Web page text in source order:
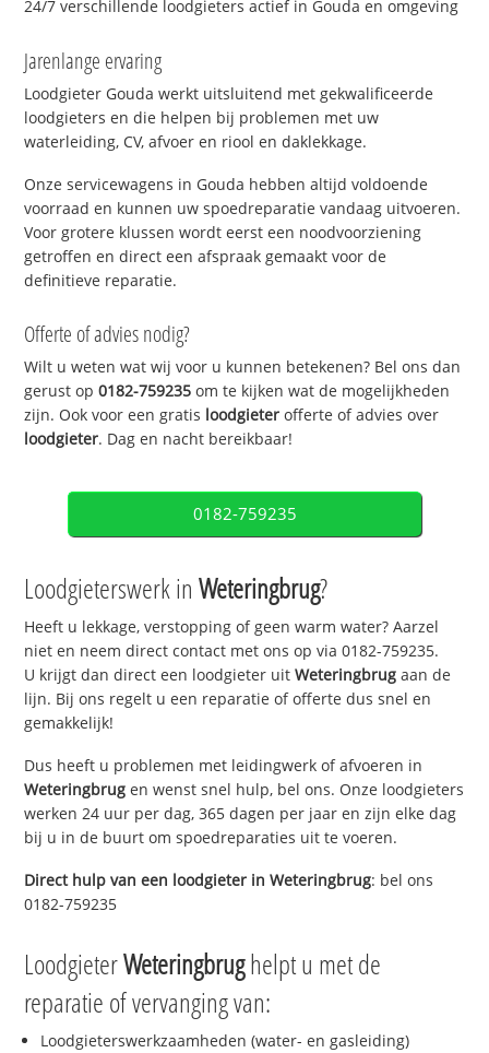
24/7 verschillende loodgieters actief in Gouda en omgeving
Jarenlange ervaring
Loodgieter Gouda werkt uitsluitend met gekwalificeerde
loodgieters en die helpen bij problemen met uw
waterleiding, CV, afvoer en riool en daklekkage.
Onze servicewagens in Gouda hebben altijd voldoende
voorraad en kunnen uw spoedreparatie vandaag uitvoeren.
Voor grotere klussen wordt eerst een noodvoorziening
getroffen en direct een afspraak gemaakt voor de
definitieve reparatie.
Offerte of advies nodig?
Wilt u weten wat wij voor u kunnen betekenen? Bel ons dan
gerust op0182-759235 om te kijken wat de mogelijkheden
zijn. Ook voor een gratis loodgieter offerte of advies over
loodgieter. Dag en nacht bereikbaar!
0182-759235
Loodgieterswerk inWeteringbrug?
Heeft u lekkage, verstopping of geen warm water? Aarzel
niet en neem direct contact met ons op via 0182-759235.
U krijgt dan direct een loodgieter uitWeteringbrug aan de
lijn. Bij ons regelt u een reparatie of offerte dus snel en
gemakkelijk!
Dus heeft u problemen met leidingwerk of afvoeren in
Weteringbrug en wenst snel hulp, bel ons. Onze loodgieters
werken 24 uur per dag, 365 dagen per jaar en zijn elke dag
bij u in de buurt om spoedreparaties uit te voeren.
Direct hulp van een loodgieter inWeteringbrug: bel ons
0182-759235
LoodgieterWeteringbrughelpt u met de
reparatie of vervanging van:
Loodgieterswerkzaamheden (water- en gasleiding)